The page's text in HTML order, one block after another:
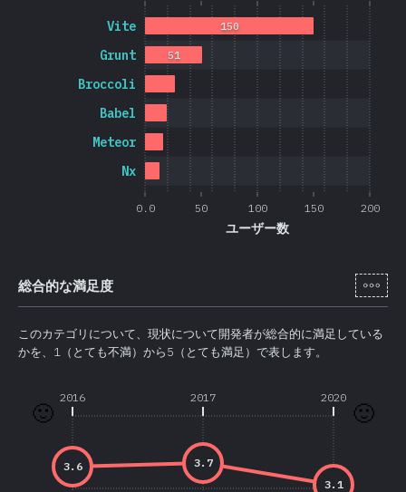
0.0 50 100 150 200
ユーザー数
Nx
Meteor
Babel
Broccoli
Grunt
Vite
51
150
総合的な満足度 [ja-
このカテゴリについて、現状について開発者が総合的に満足している
かを、1（とても不満）から5（とても満足）で表します。
2016 2017 2020
🙂
🙂
3.1
3.7
3.6